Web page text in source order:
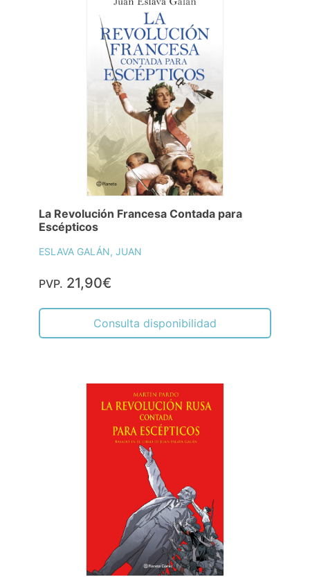
La Revolución Francesa Contada para
Escépticos
ESLAVA GALÁN, JUAN
PVP. 21,90€
Consulta disponibilidad